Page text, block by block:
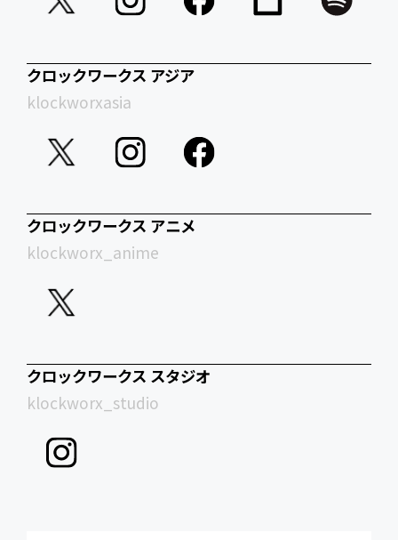
クロックワークス アジア
klockworxasia
クロックワークス アニメ
klockworx_anime
クロックワークス スタジオ
klockworx_studio